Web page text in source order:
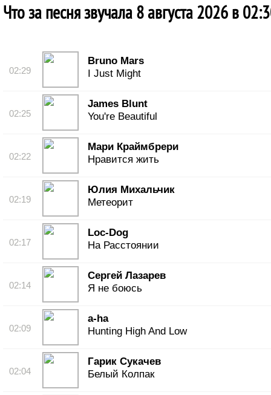
Что за песня звучала 8 августа 2026 в
02:29
Bruno Mars
I Just Might
02:25
James Blunt
You're Beautiful
02:22
Мари Краймбрери
Нравится жить
02:19
Юлия Михальчик
Метеорит
02:17
Loc-Dog
На Расстоянии
02:14
Сергей Лазарев
Я не боюсь
02:09
a-ha
Hunting High And Low
02:04
Гарик Сукачев
Белый Колпак